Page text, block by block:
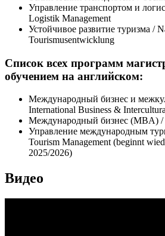
Управление транспортом и
Logistik Management
Устойчивое развитие туризма /
Tourismusentwicklung
Список всех программ
обучением на английском:
Международный бизнес и
International Business &
Международный бизнес (MBA) /
Управление международным
Tourism Management (beginnt
2025/2026)
Видео